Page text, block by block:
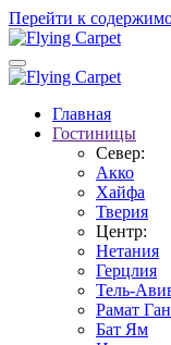
Перейти к
Главная
Гостиницы
Север:
Акко
Хайфа
Тверия
Центр:
Нетания
Герцлия
Тель-
Рамат Ган
Бат Ям